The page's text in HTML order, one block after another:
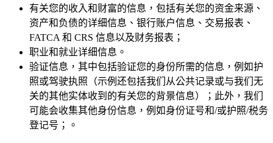
有关您的收入和财富的信息，包括有关您的资金来源、
资产和负债的详细信息、银行账户信息、交易报表、
FATCA 和 CRS 信息以及财务报表；
职业和就业详细信息。
验证信息，其中包括验证您的身份所需的信息，例如护
照或驾驶执照（示例还包括我们从公共记录或与我们无
关的其他实体收到的有关您的背景信息）；此外，我们
可能会收集其他身份信息，例如身份证号和/或护照/税务
登记号；。